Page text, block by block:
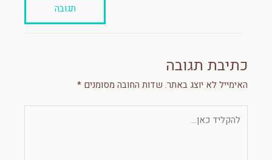
תגובה
כתיבת תגובה
האימייל לא יוצג באתר. שדות החובה מסומנים *
כאן...